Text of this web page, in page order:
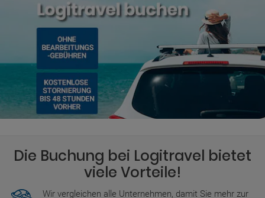
Europcar
Die Buchung bei Logitravel bietet
viele Vorteile!
Wir vergleichen alle Unternehmen, damit Sie mehr zur